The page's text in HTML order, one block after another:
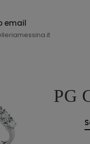
email
PG